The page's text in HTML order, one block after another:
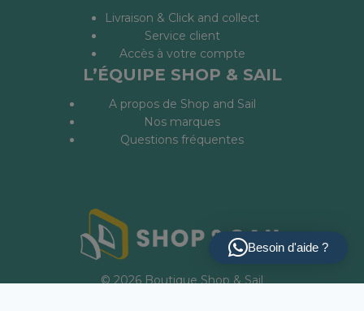
Livraison & Click and collect
Service client
Accès à votre compte
L’ÉQUIPE SHOP & SAIL
A propos de Shop and Sail
Nos marques
Questions fréquentes
© 2026 Boutique Shop & Sail
Besoin d'aide ?